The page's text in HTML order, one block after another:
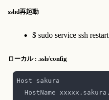
sshd再起動
$ sudo service ssh restart
ローカル : .ssh/config